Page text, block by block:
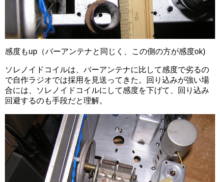
感度もup（バーアンテナと同じく、この側の方が感度ok)
ソレノイドコイルは、バーアンテナに比して感度で劣るの
で自作ラジオでは採用を見送ってきた。回り込みが強い場
合には、ソレノイドコイルにして感度を下げて、回り込み
回避するのも手段だと理解。